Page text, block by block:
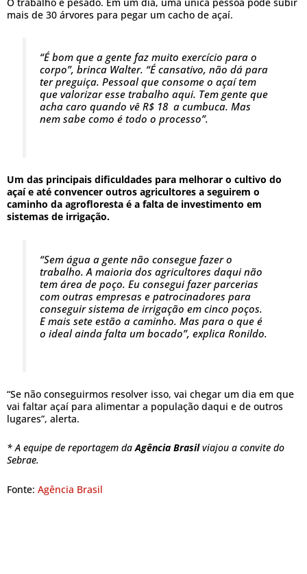
mais de 30 árvores para pegar um cacho de açaí.
“É bom que a gente faz muito exercício para o
corpo”, brinca Walter. “É cansativo, não dá para
ter preguiça. Pessoal que consome o açaí tem
que valorizar esse trabalho aqui. Tem gente que
acha caro quando vê R$ 18 a cumbuca. Mas
nem sabe como é todo o processo”.
Um das principais dificuldades para melhorar o cultivo do
açaí e até convencer outros agricultores a seguirem o
caminho da agrofloresta é a falta de investimento em
sistemas de irrigação.
“Sem água a gente não consegue fazer o
trabalho. A maioria dos agricultores daqui não
tem área de poço. Eu consegui fazer parcerias
com outras empresas e patrocinadores para
conseguir sistema de irrigação em cinco poços.
E mais sete estão a caminho. Mas para o que é
o ideal ainda falta um bocado”, explica Ronildo.
“Se não conseguirmos resolver isso, vai chegar um dia em que
vai faltar açaí para alimentar a população daqui e de outros
lugares”, alerta.
* A equipe de reportagem daAgência Brasilviajou a convite do
Sebrae.
Fonte: Agência Brasil